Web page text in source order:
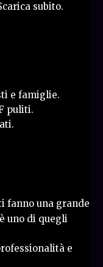
subito.
e famiglie.
puliti.
fanno una grande
è uno di quegli
e